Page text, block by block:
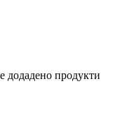
додадено продукти